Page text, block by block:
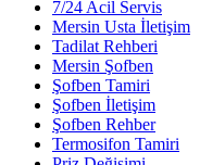
7/24 Acil Servis
Mersin Usta İletişim
Tadilat Rehberi
Mersin Şofben
Şofben Tamiri
Şofben İletişim
Şofben Rehber
Termosifon Tamiri